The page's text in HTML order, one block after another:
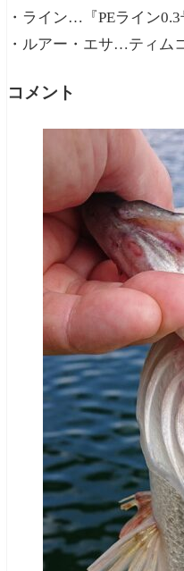
・ライン…『PEライン0.3
・ルアー・エサ…ティム
コメント